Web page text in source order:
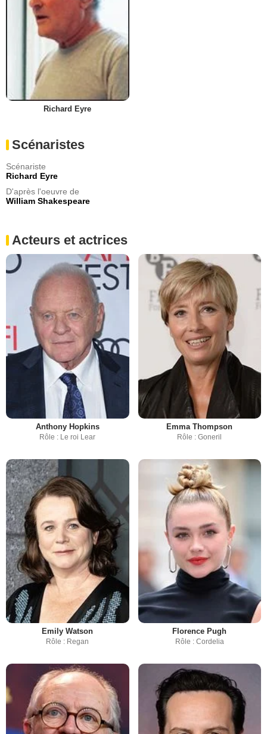
Richard Eyre
Scénaristes
Scénariste
Richard Eyre
D'après l'oeuvre de
William Shakespeare
Acteurs et actrices
Anthony Hopkins
Rôle : Le roi Lear
Emma Thompson
Rôle : Goneril
Emily Watson
Rôle : Regan
Florence Pugh
Rôle : Cordelia